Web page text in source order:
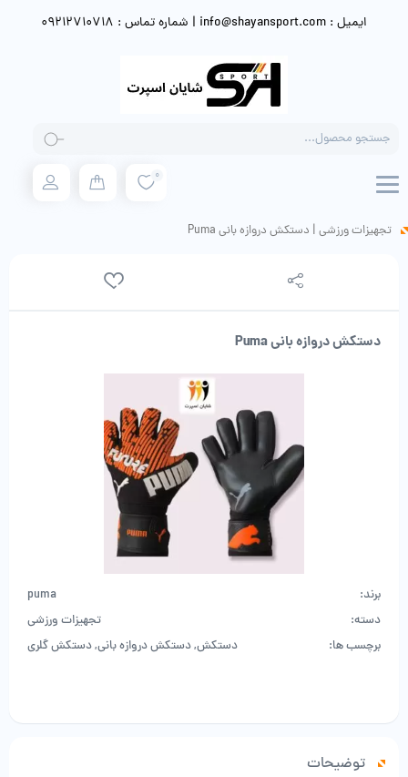
ایمیل : info@shayansport.com | شماره تماس : 09212710718
search
0
تجهیزات ورزشی | دستکش دروازه بانی Puma
دستکش دروازه بانی Puma
برند:
puma
دسته:
تجهیزات ورزشی
برچسب ها:
دستکش,دستکش دروازه بانی,دستکش گلری
توضیحات